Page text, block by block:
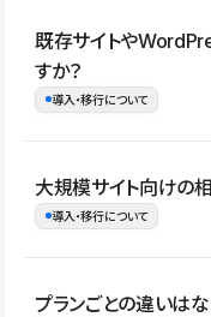
コーポレートサイト、
グ・メディア、イベン
ォリオなど幅広く制作で
既存サイトや
すか？
導入・移行について
はい。既存サイトの構成
Studio上に再構築する
イト全体のデザインや設
大規模サイト向けの
導入・移行について
はい。アクセス規模が大
プランごとの違いは